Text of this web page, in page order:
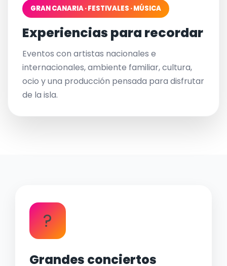
GRAN CANARIA · FESTIVALES · MÚSICA
Experiencias para recordar
Eventos con artistas nacionales e
internacionales, ambiente familiar, cultura,
ocio y una producción pensada para disfrutar
de la isla.
?
Grandes conciertos